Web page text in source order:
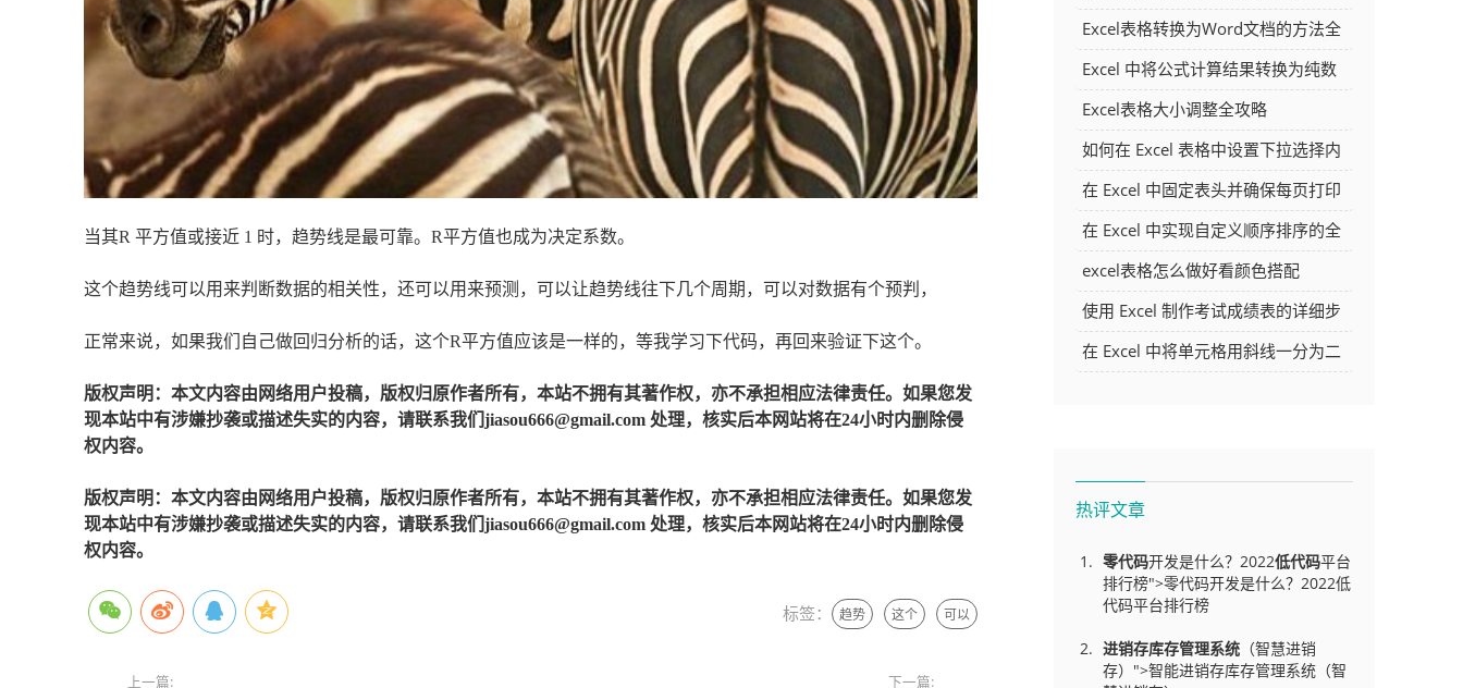
当其R 平方值或接近 1 时，趋势线是最可靠。R平方值也成为决定系数。
这个趋势线可以用来判断数据的相关性，还可以用来预测，可以让趋势线往下几个周期，可以对数据有个预判，
正常来说，如果我们自己做回归分析的话，这个R平方值应该是一样的，等我学习下代码，再回来验证下这个。
版权声明：本文内容由网络用户投稿，版权归原作者所有，本站不拥有其著作权，亦不承担相应法律责任。如果您发
现本站中有涉嫌抄袭或描述失实的内容，请联系我们jiasou666@gmail.com 处理，核实后本网站将在24小时内删除侵
权内容。
版权声明：本文内容由网络用户投稿，版权归原作者所有，本站不拥有其著作权，亦不承担相应法律责任。如果您发
现本站中有涉嫌抄袭或描述失实的内容，请联系我们jiasou666@gmail.com 处理，核实后本网站将在24小时内删除侵
权内容。
标签： 趋势 这个 可以
上一篇: 下一篇:
Excel表格转换为Word文档的方法全
解析
Excel 中将公式计算结果转换为纯数
字的多种方法
Excel表格大小调整全攻略
如何在 Excel 表格中设置下拉选择内
容
在 Excel 中固定表头并确保每页打印
时都显示表头的方法详解
在 Excel 中实现自定义顺序排序的全
面指南
excel表格怎么做好看颜色搭配
使用 Excel 制作考试成绩表的详细步
骤及技巧
在 Excel 中将单元格用斜线一分为二
热评文章
零代码开发是什么？2022低代码平台
排行榜">零代码开发是什么？2022低
代码平台排行榜
进销存库存管理系统 （智慧进销
存）">智能进销存库存管理系统（智